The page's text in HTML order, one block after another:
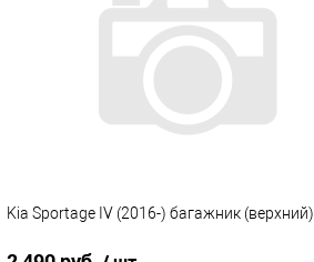
Купить в 1 клик
Сравнение
Под заказ
Kia Sportage IV (2016-) багажник (верхний)